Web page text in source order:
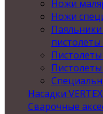
Ножи
Ножи
Насадки
Сварочные